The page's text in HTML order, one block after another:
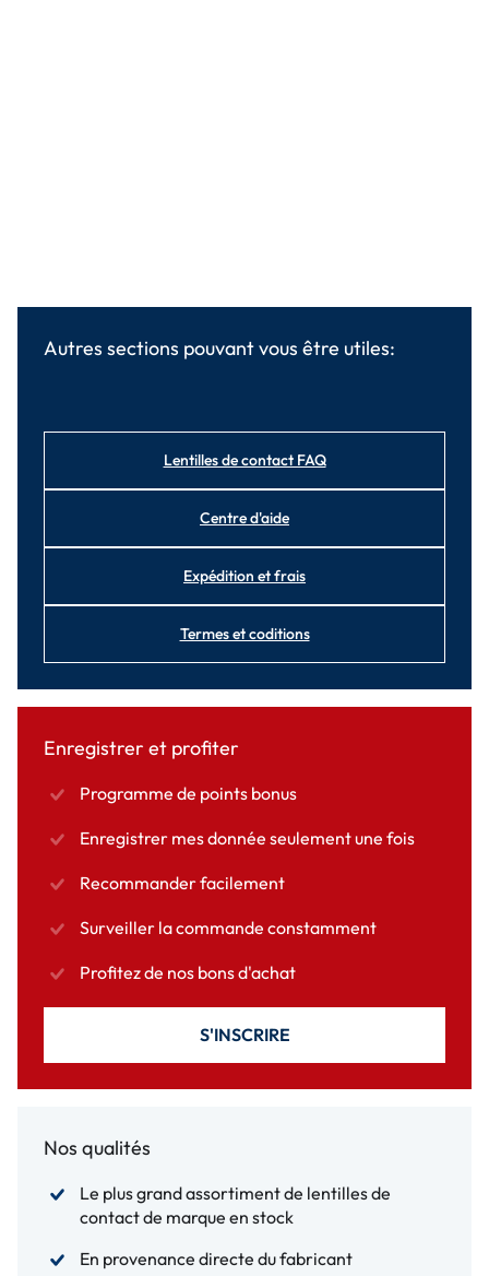
Autres sections pouvant vous être utiles:
Lentilles de contact FAQ
Centre d'aide
Expédition et frais
Termes et coditions
Enregistrer et profiter
Programme de points bonus
Enregistrer mes donnée seulement une fois
Recommander facilement
Surveiller la commande constamment
Profitez de nos bons d'achat
S'INSCRIRE
Nos qualités
Le plus grand assortiment de lentilles de
contact de marque en stock
En provenance directe du fabricant